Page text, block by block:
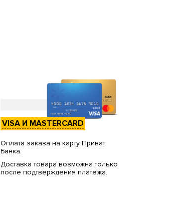
VISA И MASTERCARD
Оплата заказа на карту Приват
Банка.
Доставка товара возможна только
после подтверждения платежа.